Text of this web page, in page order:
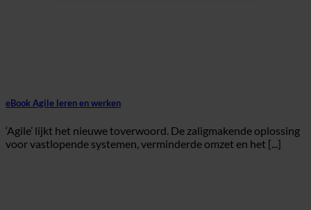
eBook Agile leren en werken
‘Agile’ lijkt het nieuwe toverwoord. De zaligmakende oplossing
voor vastlopende systemen, verminderde omzet en het [...]